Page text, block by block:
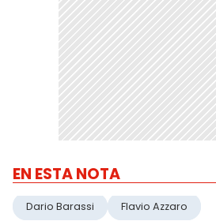
EN ESTA NOTA
Dario Barassi Flavio Azzaro